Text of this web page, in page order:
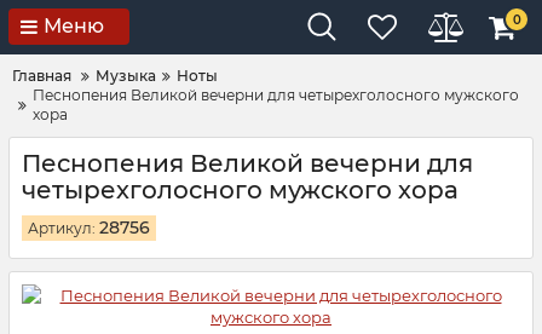
Меню 0
Главная Музыка
Ноты
Песнопения Великой вечерни для четырехголосного мужского
хора
Песнопения Великой вечерни для
четырехголосного мужского хора
Артикул: 28756